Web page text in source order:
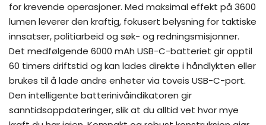
for krevende operasjoner. Med maksimal effekt på 3600
lumen leverer den kraftig, fokusert belysning for taktiske
innsatser, politiarbeid og søk- og redningsmisjonner.
Det medfølgende 6000 mAh USB-C-batteriet gir opptil
60 timers driftstid og kan lades direkte i håndlykten eller
brukes til å lade andre enheter via toveis USB-C-port.
Den intelligente batterinivåindikatoren gir
sanntidsoppdateringer, slik at du alltid vet hvor mye